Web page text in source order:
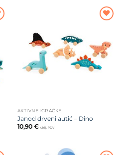
AKTIVNE IGRAČKE
Janod drveni autić – Dino
10,90 € uklj. PDV